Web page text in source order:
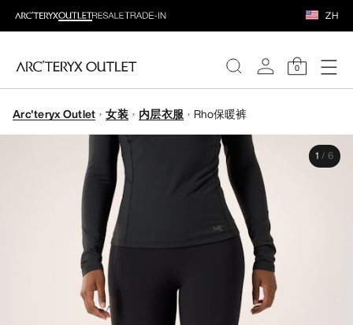
ZH
0
女装
Arc'teryx Outlet 女装 内层衣服 Rho保暖裤
1 / 6